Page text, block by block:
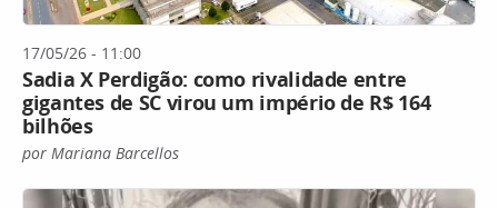
17/05/26 - 11:00
Sadia X Perdigão: como rivalidade entre
gigantes de SC virou um império de R$ 164
bilhões
por Mariana Barcellos